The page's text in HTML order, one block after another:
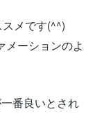
メです(^^)
ーションのよ
番良いとされ